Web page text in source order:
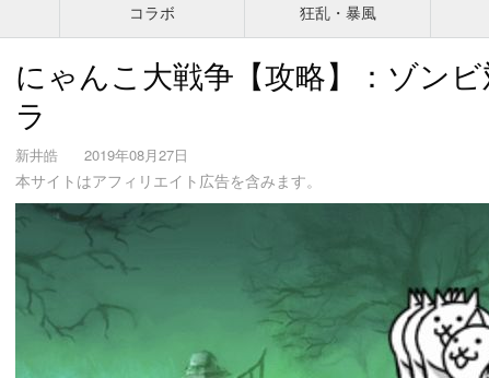
コラボ 狂乱・暴風
にゃんこ大戦争【攻略】：ゾン
ラ
新井皓 2019年08月27日
本サイトはアフィリエイト広告を含みます。